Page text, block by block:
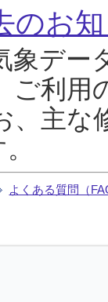
のお
デー
ご利用
、主な
よくある質問（